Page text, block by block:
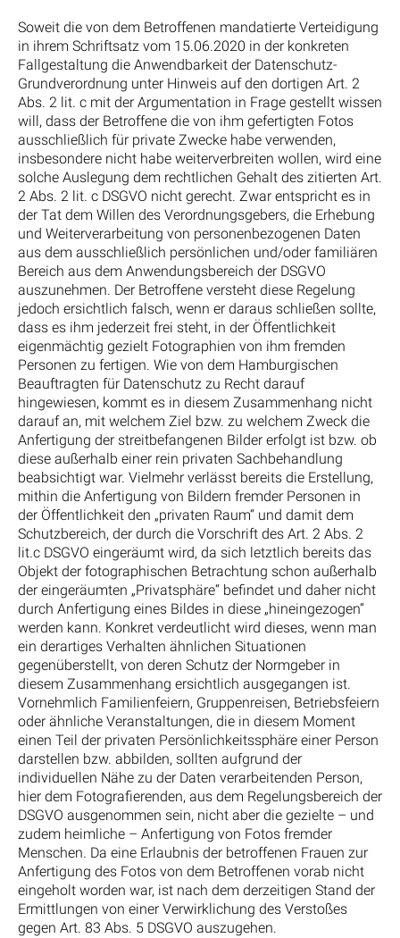
Soweit die von dem Betroffenen mandatierte Verteidigung
in ihrem Schriftsatz vom 15.06.2020 in der konkreten
Fallgestaltung die Anwendbarkeit der Datenschutz-
Grundverordnung unter Hinweis auf den dortigen Art. 2
Abs. 2 lit. c mit der Argumentation in Frage gestellt wissen
will, dass der Betroffene die von ihm gefertigten Fotos
ausschließlich für private Zwecke habe verwenden,
insbesondere nicht habe weiterverbreiten wollen, wird eine
solche Auslegung dem rechtlichen Gehalt des zitierten Art.
2 Abs. 2 lit. c DSGVO nicht gerecht. Zwar entspricht es in
der Tat dem Willen des Verordnungsgebers, die Erhebung
und Weiterverarbeitung von personenbezogenen Daten
aus dem ausschließlich persönlichen und/oder familiären
Bereich aus dem Anwendungsbereich der DSGVO
auszunehmen. Der Betroffene versteht diese Regelung
jedoch ersichtlich falsch, wenn er daraus schließen sollte,
dass es ihm jederzeit frei steht, in der Öffentlichkeit
eigenmächtig gezielt Fotographien von ihm fremden
Personen zu fertigen. Wie von dem Hamburgischen
Beauftragten für Datenschutz zu Recht darauf
hingewiesen, kommt es in diesem Zusammenhang nicht
darauf an, mit welchem Ziel bzw. zu welchem Zweck die
Anfertigung der streitbefangenen Bilder erfolgt ist bzw. ob
diese außerhalb einer rein privaten Sachbehandlung
beabsichtigt war. Vielmehr verlässt bereits die Erstellung,
mithin die Anfertigung von Bildern fremder Personen in
der Öffentlichkeit den „privaten Raum“ und damit dem
Schutzbereich, der durch die Vorschrift des Art. 2 Abs. 2
lit.c DSGVO eingeräumt wird, da sich letztlich bereits das
Objekt der fotographischen Betrachtung schon außerhalb
der eingeräumten „Privatsphäre“ befindet und daher nicht
durch Anfertigung eines Bildes in diese „hineingezogen“
werden kann. Konkret verdeutlicht wird dieses, wenn man
ein derartiges Verhalten ähnlichen Situationen
gegenüberstellt, von deren Schutz der Normgeber in
diesem Zusammenhang ersichtlich ausgegangen ist.
Vornehmlich Familienfeiern, Gruppenreisen, Betriebsfeiern
oder ähnliche Veranstaltungen, die in diesem Moment
einen Teil der privaten Persönlichkeitssphäre einer Person
darstellen bzw. abbilden, sollten aufgrund der
individuellen Nähe zu der Daten verarbeitenden Person,
hier dem Fotografierenden, aus dem Regelungsbereich der
DSGVO ausgenommen sein, nicht aber die gezielte – und
zudem heimliche – Anfertigung von Fotos fremder
Menschen. Da eine Erlaubnis der betroffenen Frauen zur
Anfertigung des Fotos von dem Betroffenen vorab nicht
eingeholt worden war, ist nach dem derzeitigen Stand der
Ermittlungen von einer Verwirklichung des Verstoßes
gegen Art. 83 Abs. 5 DSGVO auszugehen.